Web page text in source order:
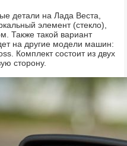
детали на Лада Веста,
элемент (стекло),
Также такой вариант
на другие модели машин:
Комплект состоит из двух
сторону.